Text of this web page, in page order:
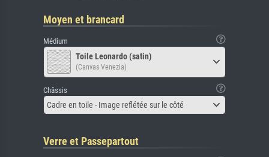
Moyen et brancard
Médium
Toile Leonardo (satin)
(Canvas Venezia)
Châssis
Cadre en toile - Image reflétée sur le côté
Verre et Passepartout